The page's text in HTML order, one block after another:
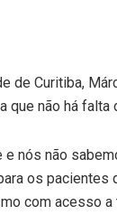
de Curitiba,
que não há falta
nós não
os
com acesso